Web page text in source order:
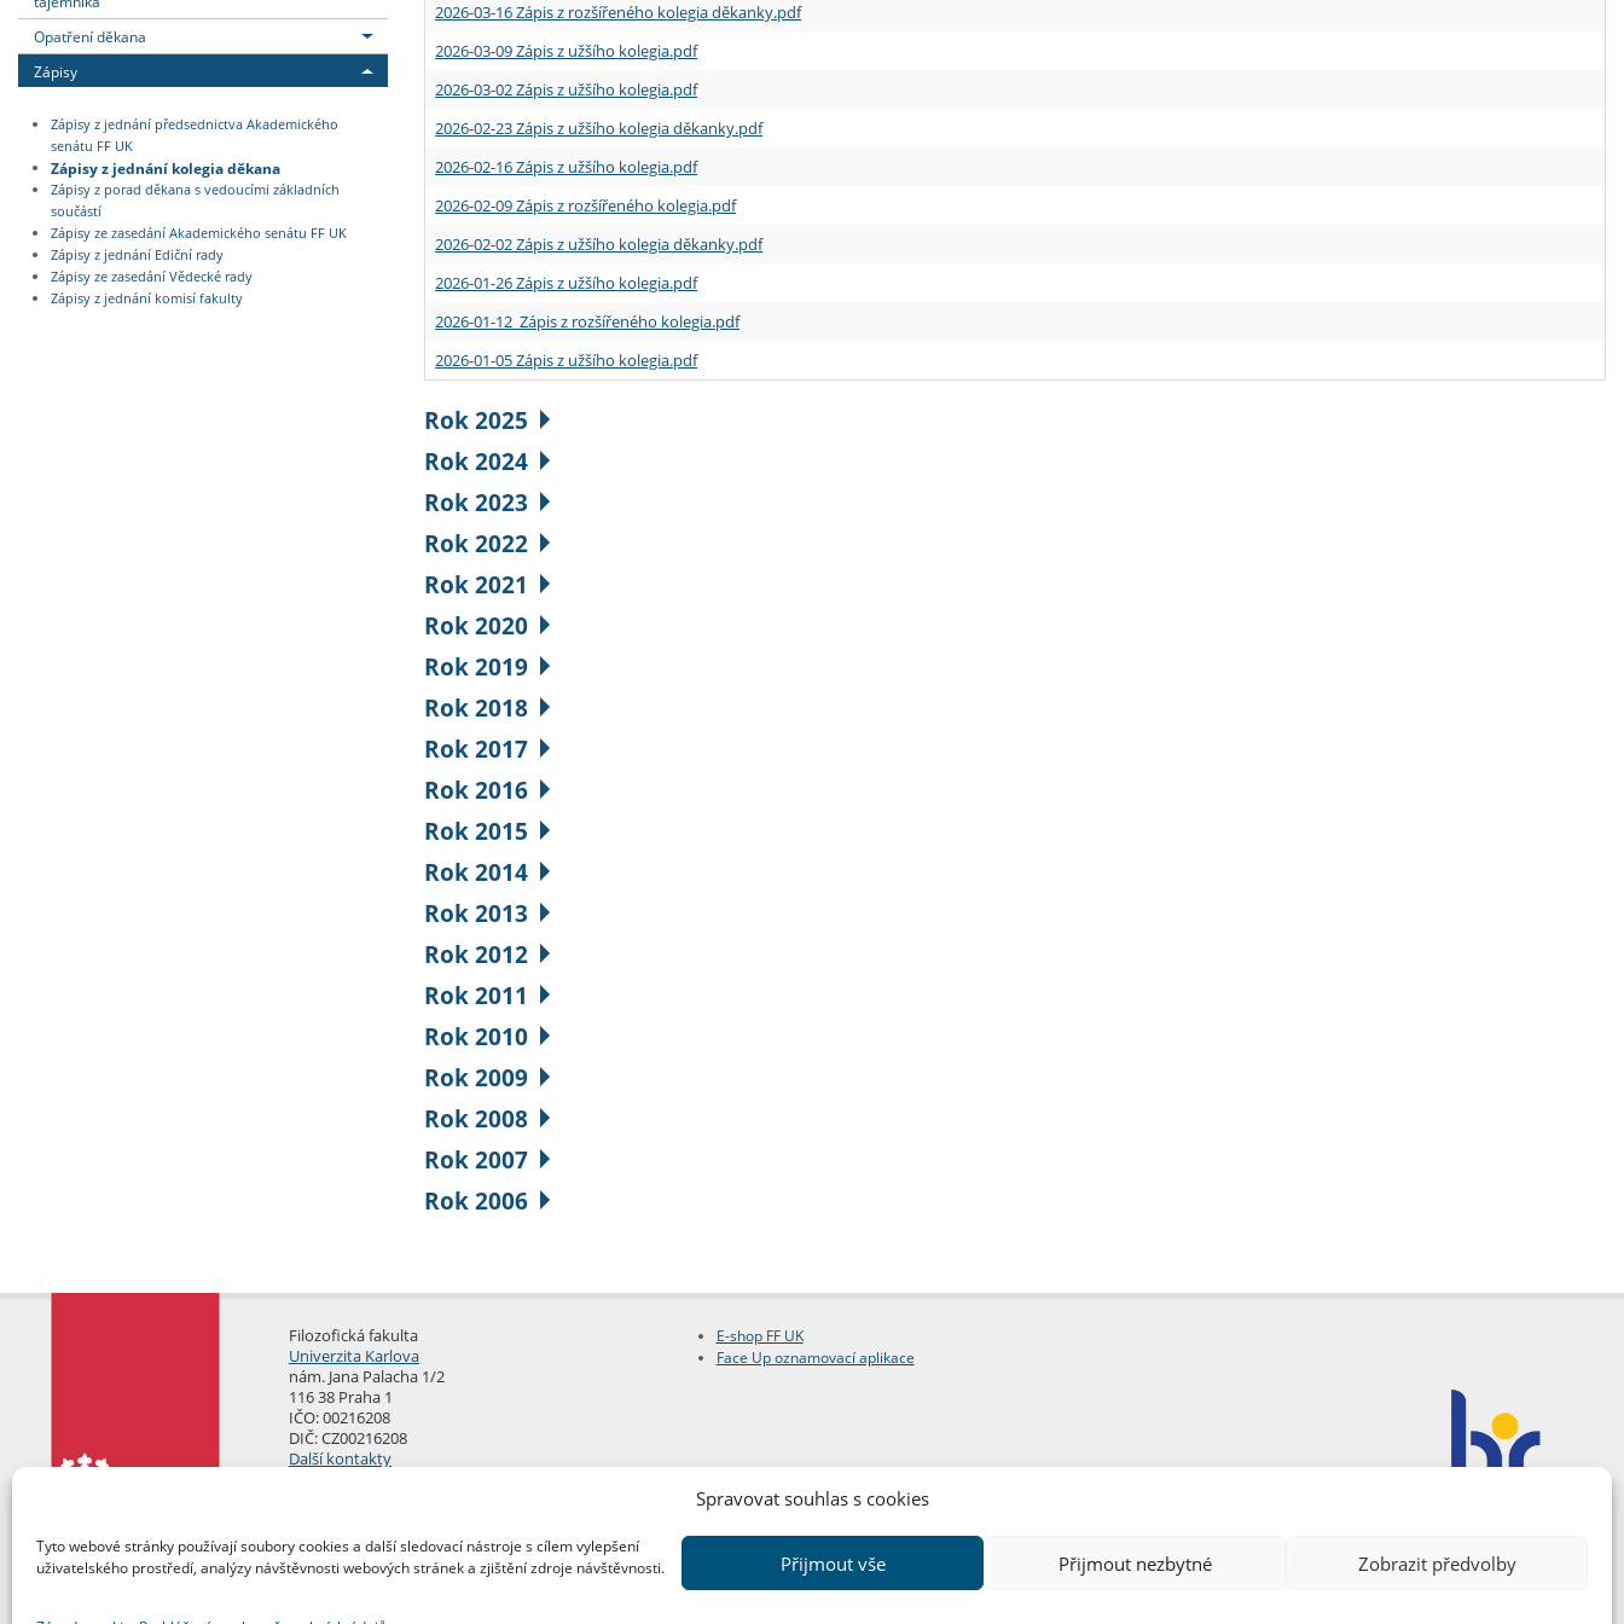
Spravovat souhlas s cookies
Tyto webové stránky používají soubory cookies a další sledovací nástroje s cílem vylepšení
uživatelského prostředí, analýzy návštěvnosti webových stránek a zjištění zdroje návštěvnosti.
Přijmout vše Přijmout nezbytné Zobrazit předvolby
Opatření děkana
Zápisy
Zápisy z jednání předsednictva Akademického
senátu FF UK
Zápisy z jednání kolegia děkana
Zápisy z porad děkana s vedoucími základních
součástí
Zápisy ze zasedání Akademického senátu FF UK
Zápisy z jednání Ediční rady
Zápisy ze zasedání Vědecké rady
Zápisy z jednání komisí fakulty
2026-03-16 Zápis z rozšířeného kolegia děkanky.pdf
2026-03-09 Zápis z užšího kolegia.pdf
2026-03-02 Zápis z užšího kolegia.pdf
2026-02-23 Zápis z užšího kolegia děkanky.pdf
2026-02-16 Zápis z užšího kolegia.pdf
2026-02-09 Zápis z rozšířeného kolegia.pdf
2026-02-02 Zápis z užšího kolegia děkanky.pdf
2026-01-26 Zápis z užšího kolegia.pdf
2026-01-12 Zápis z rozšířeného kolegia.pdf
2026-01-05 Zápis z užšího kolegia.pdf
Rok 2025
Rok 2024
Rok 2023
Rok 2022
Rok 2021
Rok 2020
Rok 2019
Rok 2018
Rok 2017
Rok 2016
Rok 2015
Rok 2014
Rok 2013
Rok 2012
Rok 2011
Rok 2010
Rok 2009
Rok 2008
Rok 2007
Rok 2006
Filozofická fakulta
Univerzita Karlova
nám. Jana Palacha 1/2
116 38 Praha 1
IČO: 00216208
DIČ: CZ00216208
Další kontakty
E-shop FF UK
Face Up oznamovací aplikace